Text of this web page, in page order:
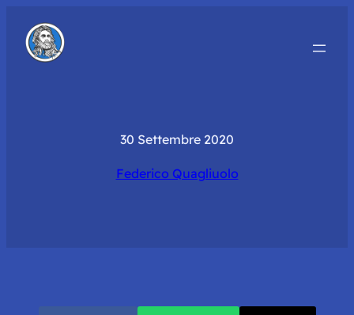
30 Settembre 2020
Federico Quagliuolo